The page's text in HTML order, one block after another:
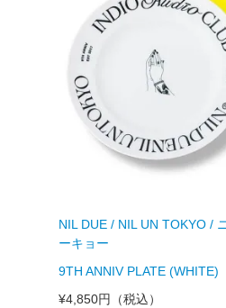
NIL DUE / NIL UN TOKYO /
ーキョー
9TH ANNIV PLATE (WHITE)
¥4,850円
（税込）